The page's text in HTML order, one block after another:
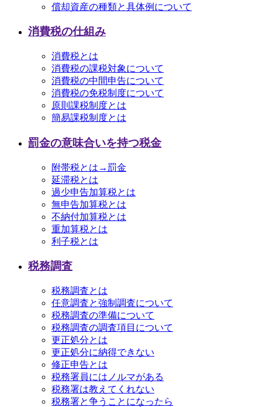
償却資産の種類と具体例について
消費税の仕組み
消費税とは
消費税の課税対象について
消費税の中間申告について
消費税の免税制度について
原則課税制度とは
簡易課税制度とは
罰金の意味合いを持つ税金
附帯税とは→罰金
延滞税とは
過少申告加算税とは
無申告加算税とは
不納付加算税とは
重加算税とは
利子税とは
税務調査
税務調査とは
任意調査と強制調査について
税務調査の準備について
税務調査の調査項目について
更正処分とは
更正処分に納得できない
修正申告とは
税務署員にはノルマがある
税務署は教えてくれない
税務署と争うことになったら